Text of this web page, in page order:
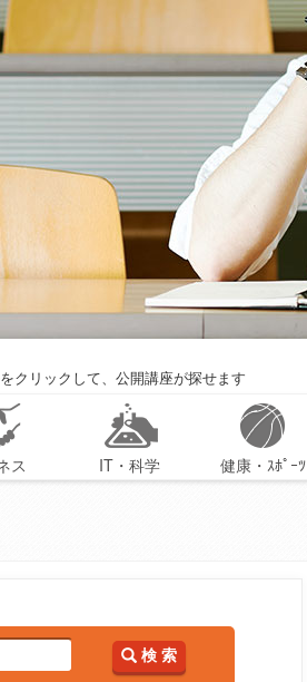
クリックして、公開講座が探せます
ス IT・科学 健康・ｽﾎﾟｰﾂ
検 索